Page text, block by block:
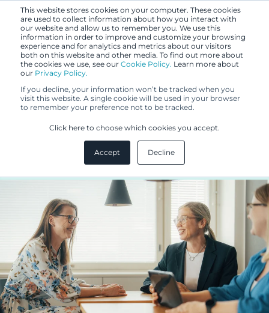
This website stores cookies on your computer. These cookies
are used to collect information about how you interact with
our website and allow us to remember you. We use this
information in order to improve and customize your browsing
experience and for analytics and metrics about our visitors
both on this website and other media. To find out more about
the cookies we use, see our Cookie Policy. Learn more about
our Privacy Policy.
If you decline, your information won’t be tracked when you
visit this website. A single cookie will be used in your browser
to remember your preference not to be tracked.
Click here to choose which cookies you accept.
Accept Decline
28.9.2023
Riitojen­ratkaisun seminaari­